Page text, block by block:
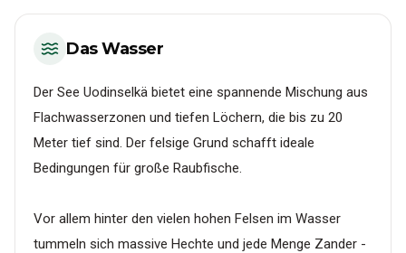
Das Wasser
Der See Uodinselkä bietet eine spannende Mischung aus
Flachwasserzonen und tiefen Löchern, die bis zu 20
Meter tief sind. Der felsige Grund schafft ideale
Bedingungen für große Raubfische.
Vor allem hinter den vielen hohen Felsen im Wasser
tummeln sich massive Hechte und jede Menge Zander -